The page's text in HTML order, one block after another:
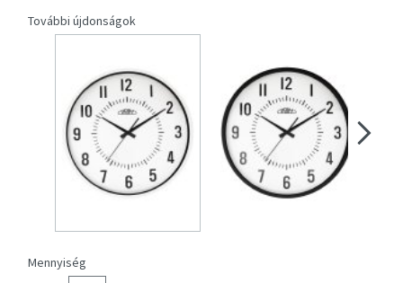
További újdonságok
Mennyiség